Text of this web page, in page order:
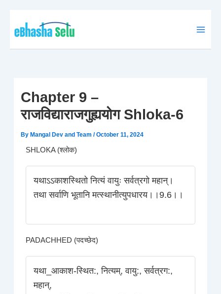
content
Chapter 9 –
राजविद्याराजगुह्ययोग Shloka-6
By Mangal Dev and Team/October 11, 2024
SHLOKA (श्लोक)
यथाऽऽकाशस्थितो नित्यं वायुः सर्वत्रगो महान्।
तथा सर्वाणि भूतानि मत्स्थानीत्युपधारय।।9.6।।
PADACHHED (पदच्छेद)
यथा_आकाश-स्थित:, नित्यम्‌, वायु:, सर्वत्रग:,
महान्‌,